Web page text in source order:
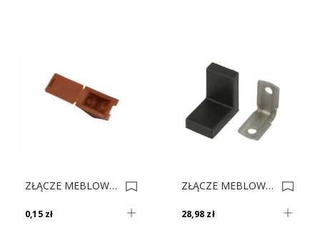
ZŁĄCZE MEBLOWE POJ PLASTIK CALV Nr. 3 0002046
0,15 zł
ZŁĄCZE MEBLOWE AP Z-03 CZARNE Op.100 0022086
28,98 zł